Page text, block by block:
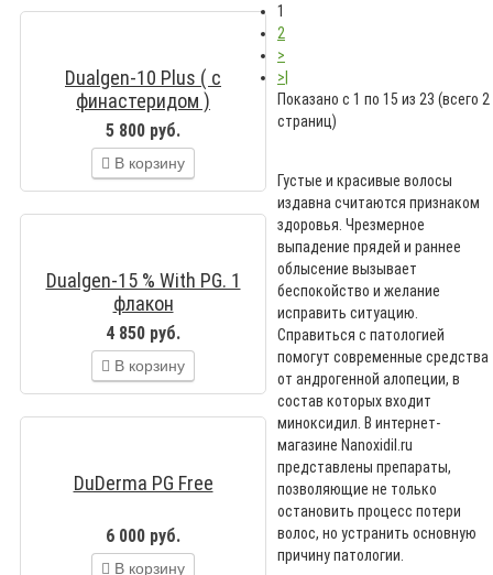
Dualgen-10 Plus ( с
финастеридом )
5 800 руб.
В корзину
Dualgen-15 % With PG. 1
флакон
4 850 руб.
В корзину
DuDerma PG Free
6 000 руб.
В корзину
1
2
>
>|
Показано с 1 по 15 из 23 (всего 2
страниц)
Густые и красивые волосы
издавна считаются признаком
здоровья. Чрезмерное
выпадение прядей и раннее
облысение вызывает
беспокойство и желание
исправить ситуацию.
Справиться с патологией
помогут современные средства
от андрогенной алопеции, в
состав которых входит
миноксидил. В интернет-
магазине Nanoxidil.ru
представлены препараты,
позволяющие не только
остановить процесс потери
волос, но устранить основную
причину патологии.